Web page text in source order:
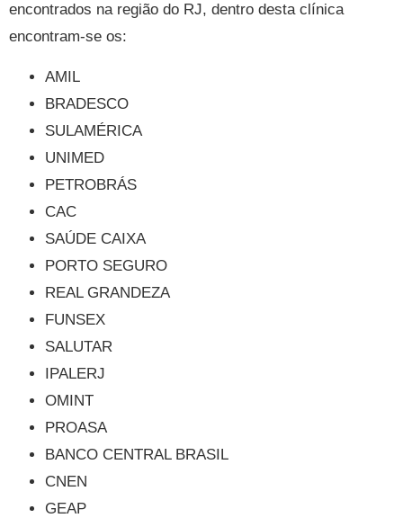
encontrados na região do RJ, dentro desta clínica
encontram-se os:
AMIL
BRADESCO
SULAMÉRICA
UNIMED
PETROBRÁS
CAC
SAÚDE CAIXA
PORTO SEGURO
REAL GRANDEZA
FUNSEX
SALUTAR
IPALERJ
OMINT
PROASA
BANCO CENTRAL BRASIL
CNEN
GEAP